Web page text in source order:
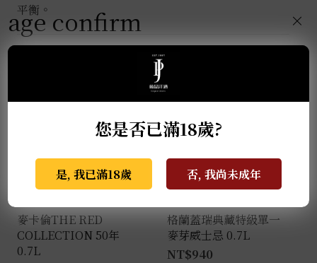
平衡。
麥卡倫THE RED
COLLECTION 50年
0.7L
格蘭蓋瑞典藏特級單一
麥芽威士忌 0.7L
NT$940
age confirm
您是否已滿18歲?
是, 我已滿18歲 否, 我尚未成年
×